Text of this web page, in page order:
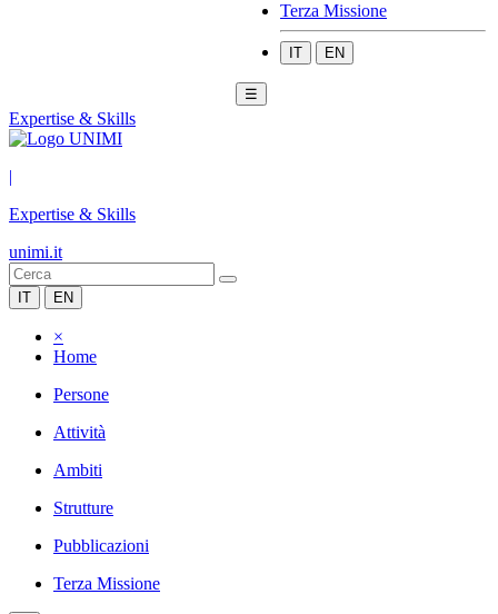
Terza Missione
IT EN
☰
Expertise & Skills
|
Expertise & Skills
unimi.it
IT EN
×
Home
Persone
Attività
Ambiti
Strutture
Pubblicazioni
Terza Missione